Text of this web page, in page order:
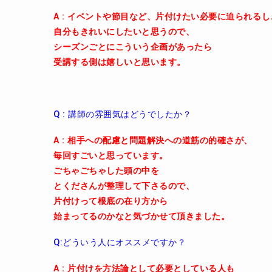
A : イベントや節目など、片付けたい必要に迫られるし
自分もきれいにしたいと思うので、
シーズンごとにこういう企画があったら
受講する側は嬉しいと思います。
Q : 講師の雰囲気はどうでしたか？
A : 相手への配慮と問題解決への道筋の的確さが、
毎回すごいと思っています。
ごちゃごちゃした頭の中を
とくださんが整理して下さるので、
片付けって根底の在り方から
始まってるのかなと気づかせて頂きました。
Q:どういう人にオススメですか？
A : 片付けを方法論として必要としている人も